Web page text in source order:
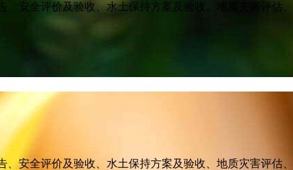
安全评价及验收、水土保持方案及验收、地质灾害评估
安全评价及验收、水土保持方案及验收、地质灾害评估